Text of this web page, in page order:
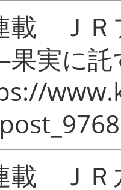
載 ＪＲ
実に
載 ＪＲ